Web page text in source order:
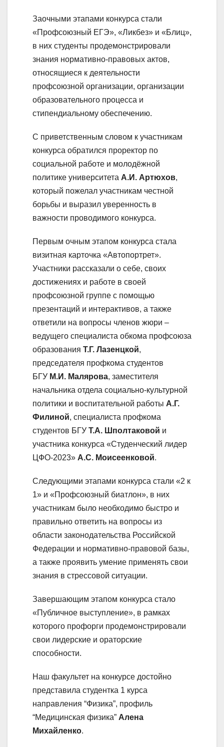
Заочными этапами конкурса стали
«Профсоюзный ЕГЭ», «Ликбез» и «Блиц»,
в них студенты продемонстрировали
знания нормативно-правовых актов,
относящиеся к деятельности
профсоюзной организации, организации
образовательного процесса и
стипендиальному обеспечению.
С приветственным словом к участникам
конкурса обратился проректор по
социальной работе и молодёжной
политике университета А.И. Артюхов,
который пожелал участникам честной
борьбы и выразил уверенность в
важности проводимого конкурса.
Первым очным этапом конкурса стала
визитная карточка «Автопортрет».
Участники рассказали о себе, своих
достижениях и работе в своей
профсоюзной группе с помощью
презентаций и интерактивов, а также
ответили на вопросы членов жюри –
ведущего специалиста обкома профсоюза
образования Т.Г. Лазенцкой,
председателя профкома студентов
БГУ М.И. Малярова, заместителя
начальника отдела социально-культурной
политики и воспитательной работы А.Г.
Филиной, специалиста профкома
студентов БГУ Т.А. Шполтаковой и
участника конкурса «Студенческий лидер
ЦФО-2023» А.С. Моисеенковой.
Следующими этапами конкурса стали «2 к
1» и «Профсоюзный биатлон», в них
участникам было необходимо быстро и
правильно ответить на вопросы из
области законодательства Российской
Федерации и нормативно-правовой базы,
а также проявить умение применять свои
знания в стрессовой ситуации.
Завершающим этапом конкурса стало
«Публичное выступление», в рамках
которого профорги продемонстрировали
свои лидерские и ораторские
способности.
Наш факультет на конкурсе достойно
представила студентка 1 курса
направления “Физика”, профиль
“Медицинская физика” Алена
Михайленко.